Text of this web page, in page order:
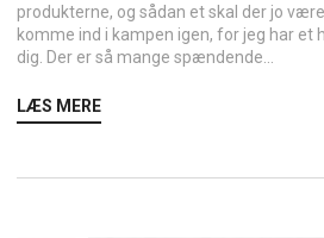
produkterne, og sådan et skal der jo
komme ind i kampen igen, for jeg har et
dig. Der er så mange spændende...
LÆS MERE